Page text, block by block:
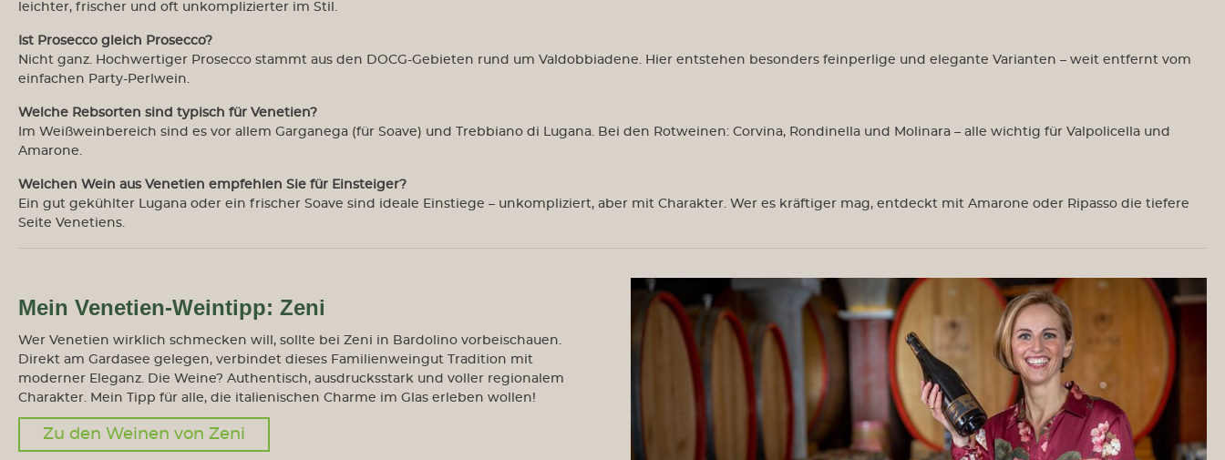
Weine aus Portugal Weine aus Neuseeland Weine aus Österreich Weine aus der Schweiz
Weine aus Spanien
leichter, frischer und oft unkomplizierter im Stil.
Ist Prosecco gleich Prosecco?
Nicht ganz. Hochwertiger Prosecco stammt aus den DOCG-Gebieten rund um Valdobbiadene. Hier entstehen besonders feinperlige und elegante Varianten – weit entfernt vom
einfachen Party-Perlwein.
Welche Rebsorten sind typisch für Venetien?
Im Weißweinbereich sind es vor allem Garganega (für Soave) und Trebbiano di Lugana. Bei den Rotweinen: Corvina, Rondinella und Molinara – alle wichtig für Valpolicella und
Amarone.
Welchen Wein aus Venetien empfehlen Sie für Einsteiger?
Ein gut gekühlter Lugana oder ein frischer Soave sind ideale Einstiege – unkompliziert, aber mit Charakter. Wer es kräftiger mag, entdeckt mit Amarone oder Ripasso die tiefere
Seite Venetiens.
Mein Venetien-Weintipp: Zeni
Wer Venetien wirklich schmecken will, sollte bei Zeni in Bardolino vorbeischauen.
Direkt am Gardasee gelegen, verbindet dieses Familienweingut Tradition mit
moderner Eleganz. Die Weine? Authentisch, ausdrucksstark und voller regionalem
Charakter. Mein Tipp für alle, die italienischen Charme im Glas erleben wollen!
Zu den Weinen von Zeni